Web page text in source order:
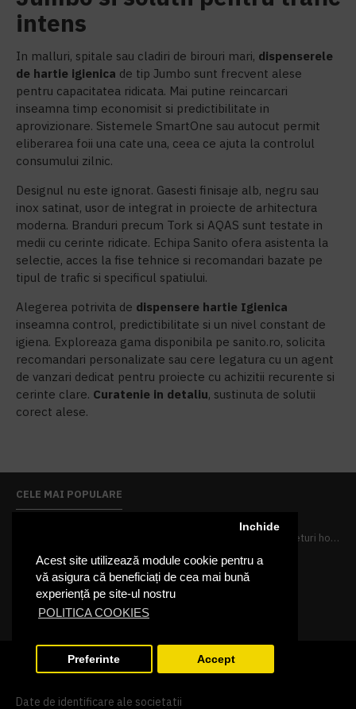
Acest site utilizează module cookie pentru a
vă asigura că beneficiați de cea mai bună
experiență pe site-ul nostru
POLITICA COOKIES
Inchide
Preferinte Accept
intens
In malluri, spitale sau cladiri de birouri mari, dispenserele
de hartie igienica de tip Jumbo sunt frecvent alese
pentru capacitatea ridicata. Mai putine reincarcari
inseamna timp economisit si predictibilitate in
aprovizionare. Sistemele SmartOne sau autocut permit
eliberarea foii una cate una, ceea ce ajuta la controlul
consumului zilnic.
Designul nu este ignorat. Gasesti finisaje alb, negru sau
inox satinat, usor de integrat in proiecte de arhitectura
moderna. Branduri precum Tork si AQAS sunt testate in
medii cu cerinte ridicate. Echipa Sanito ofera asistenta la
selectie, acces la fise tehnice si recomandari bazate pe
tipul de trafic si specificul spatiului.
Alegerea potrivita de dispensere hartie Igienica
inseamna control, predictibilitate si un nivel constant de
igiena. Exploreaza gama disponibila pe sanito.ro, solicita
recomandari personalizate sau cere legatura cu un agent
de vanzari dedicat pentru proiecte cu achizitii recurente si
cerinte clare. Curatenie in detaliu, sustinuta de solutii
corect alese.
CELE MAI POPULARE
PRP 839,80 lei
755,82 lei
+ TVA
914,54 lei TVA inclus
Pachet 100 seturi hoteliere, set dentar, set barbierit, casca de dus, pila unghii, set cusut
PRP
533,69 lei
INFORMATII
Date de identificare ale societatii
FILTRARE PRODUSE